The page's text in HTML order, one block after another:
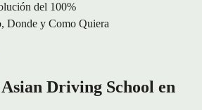
del 100%
Donde y Como Quiera
Driving School en